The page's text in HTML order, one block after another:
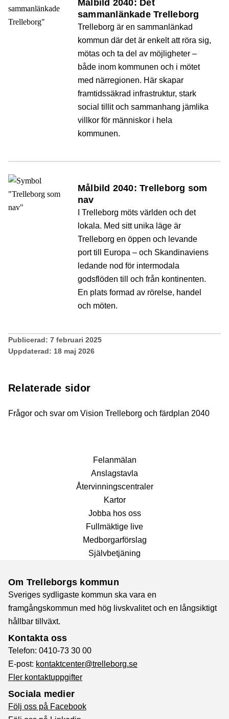
Målbild 2040: Det
sammanlänkade Trelleborg
Trelleborg är en sammanlänkad
kommun där det är enkelt att röra sig,
mötas och ta del av möjligheter –
både inom kommunen och i mötet
med närregionen. Här skapar
framtidssäkrad infrastruktur, stark
social tillit och sammanhang jämlika
villkor för människor i hela
kommunen.
Målbild 2040: Trelleborg som
nav
I Trelleborg möts världen och det
lokala. Med sitt unika läge är
Trelleborg en öppen och levande
port till Europa – och Skandinaviens
ledande nod för intermodala
godsflöden till och från kontinenten.
En plats formad av rörelse, handel
och möten.
Publicerad: 7 februari 2025
Uppdaterad: 18 maj 2026
Relaterade sidor
Frågor och svar om Vision Trelleborg och färdplan 2040
Fel­anmälan
Anslags­tavla
Återvinnings­centraler
Kartor
Jobba hos oss
Fullmäktige live
Medborgarförslag
Självbetjäning
Om Trelleborgs kommun
Sveriges sydligaste kommun ska vara en
framgångskommun med hög livskvalitet och en långsiktigt
hållbar tillväxt.
Kontakta oss
Telefon: 0410-73 30 00
E-post: kontaktcenter@trelleborg.se
Fler kontaktuppgifter
Sociala medier
Följ oss på Facebook